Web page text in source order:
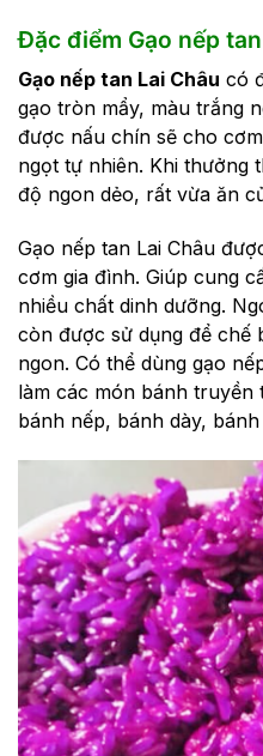
Đặc điểm Gạo nếp
Gạo nếp tan Lai Châu có
gạo tròn mẩy, màu trắng
được nấu chín sẽ cho
ngọt tự nhiên. Khi thưởng
độ ngon dẻo, rất vừa ăn
Gạo nếp tan Lai Châu
cơm gia đình. Giúp cung
nhiều chất dinh dưỡng.
còn được sử dụng để chế
ngon. Có thể dùng gạo
làm các món bánh truyền
bánh nếp, bánh dày,